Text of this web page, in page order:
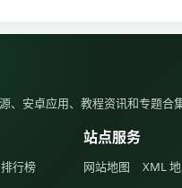
、安卓应用、教程资讯和专题合集
排行榜
站点服务
网站地图 XML